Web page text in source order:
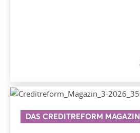
DAS CREDITREFORM MAGAZIN